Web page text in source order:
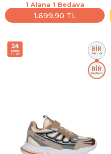
Siyah Günlük Spor
Ayakkabısı
1 Alana 1 Bedava
1.699,90 TL